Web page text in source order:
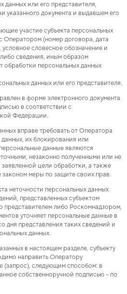
данных или его представителя,
указанного документа и выдавшем его
участие субъекта персональных
Оператором (номер договора, дата
словесное обозначение и
сведения, иным образом
персональных данных
данных или его представителя.
в форме электронного документа
в соответствии с
Федерации.
вправе требовать от Оператора
их блокирования или
данные являются
незаконно полученными или не
цели обработки, а также
меры по защите своих прав.
неточности персональных данных
представленных субъектом
представителем либо Роскомнадзором,
уточняет персональные данные в
дня представления таких сведений и
данных.
в настоящем разделе, субъекту
направить Оператору
(запрос), следующим способом: в
собственноручной подписью – по